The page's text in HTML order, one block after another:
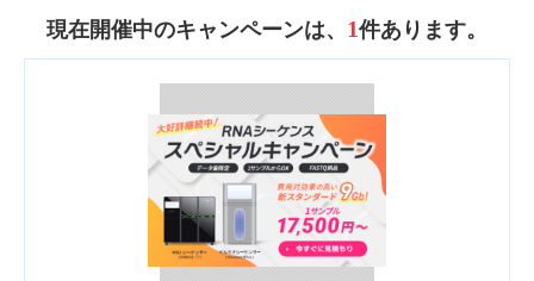
現在開催中のキャンペーンは、 1件あります。